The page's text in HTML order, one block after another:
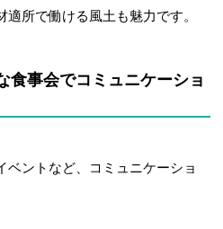
所で働ける風土も魅力です。
食事会でコミュニケーショ
ベントなど、コミュニケーショ